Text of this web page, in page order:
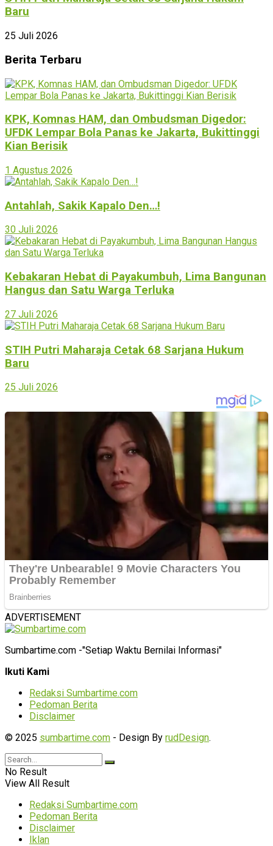
Baru
25 Juli 2026
Berita Terbaru
KPK, Komnas HAM, dan Ombudsman Digedor:
UFDK Lempar Bola Panas ke Jakarta, Bukittinggi
Kian Berisik
1 Agustus 2026
Antahlah, Sakik Kapalo Den…!
30 Juli 2026
Kebakaran Hebat di Payakumbuh, Lima Bangunan
Hangus dan Satu Warga Terluka
27 Juli 2026
STIH Putri Maharaja Cetak 68 Sarjana Hukum
Baru
25 Juli 2026
ADVERTISEMENT
Sumbartime.com -"Setiap Waktu Bernilai Informasi"
Ikuti Kami
Redaksi Sumbartime.com
Pedoman Berita
Disclaimer
© 2025 sumbartime.com - Design By rudDesign.
No Result
View All Result
Redaksi Sumbartime.com
Pedoman Berita
Disclaimer
Iklan